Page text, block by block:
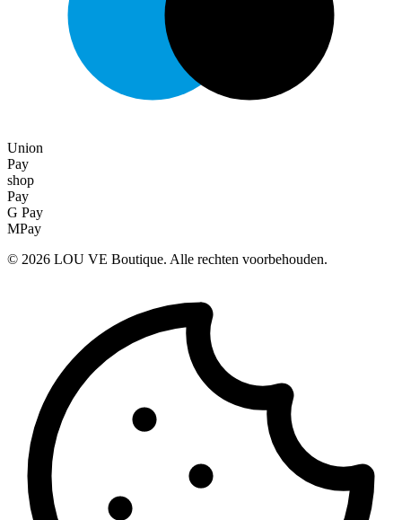
Union
Pay
shop
Pay
G Pay
MPay
© 2026 LOU VE Boutique. Alle rechten voorbehouden.